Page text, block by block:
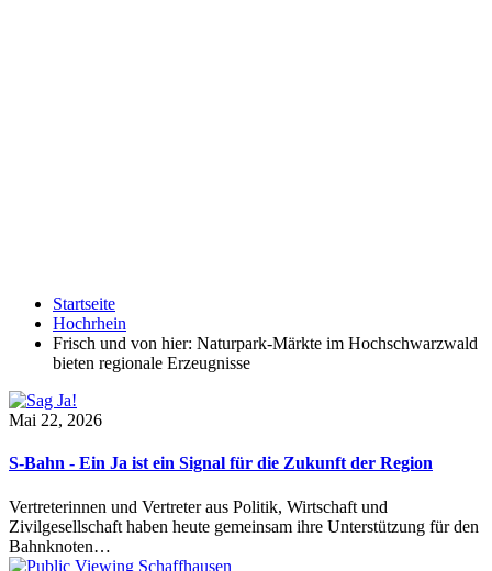
Startseite
Hochrhein
Frisch und von hier: Naturpark-Märkte im Hochschwarzwald
bieten regionale Erzeugnisse
Mai 22, 2026
S-Bahn - Ein Ja ist ein Signal für die Zukunft der Region
Vertreterinnen und Vertreter aus Politik, Wirtschaft und
Zivilgesellschaft haben heute gemeinsam ihre Unterstützung für den
Bahnknoten…